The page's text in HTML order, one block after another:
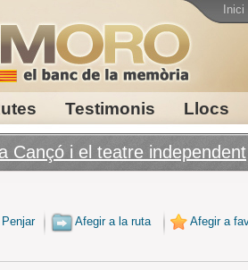
Testimonis Llocs
Inici
Cançó i el teatre independent
Penjar Afegir a la ruta
Afegir a